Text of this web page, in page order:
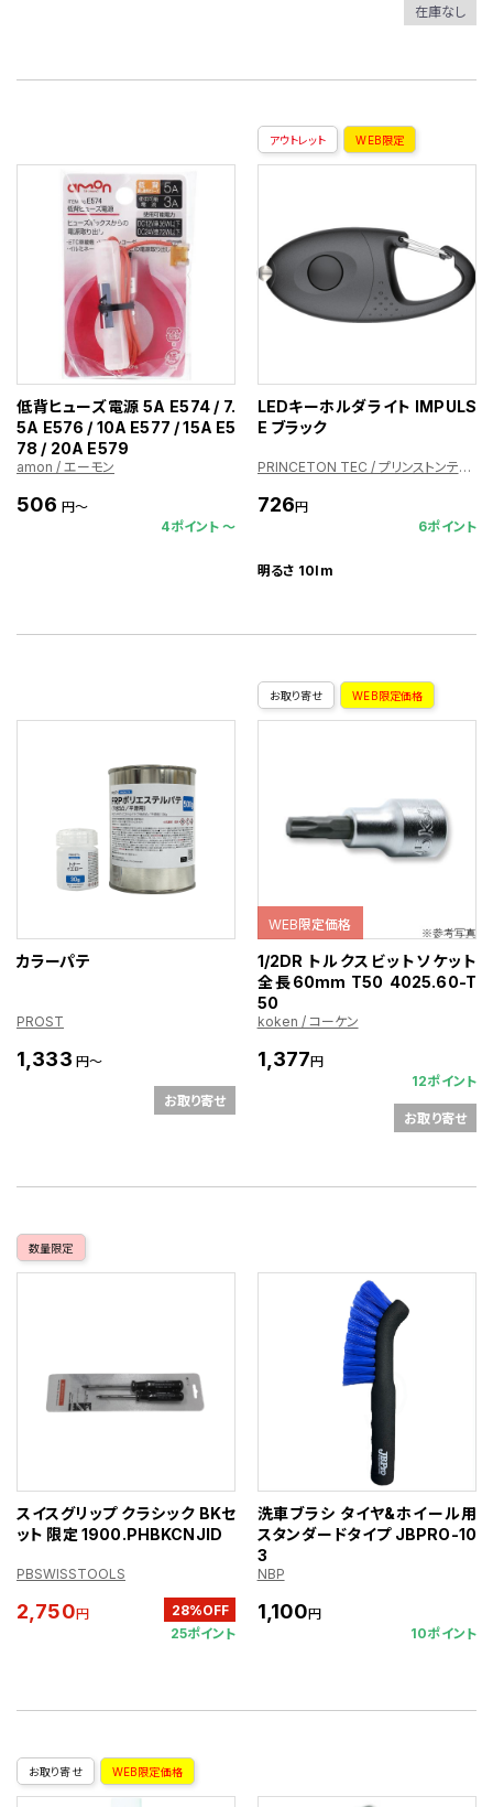
在庫なし
低背ヒューズ電源 5A E574 / 7.
5A E576 / 10A E577 / 15A E5
78 / 20A E579
amon / エーモン
506 円～
4ポイント 〜
アウトレット WEB限定
LEDキーホルダライト IMPULS
E ブラック
PRINCETON TEC / プリンストンテック
726円
6ポイント
明るさ 10lm
カラーパテ
PROST
1,333 円～
お取り寄せ
お取り寄せ WEB限定価格
WEB限定価格
1/2DR トルクスビットソケット
全長60mm T50 4025.60-T
50
koken / コーケン
1,377円
12ポイント
お取り寄せ
数量限定
スイスグリップ クラシック BKセ
ット 限定 1900.PHBKCNJID
PBSWISSTOOLS
2,750円
28%OFF
25ポイント
洗車ブラシ タイヤ&ホイール用
スタンダードタイプ JBPRO-10
3
NBP
1,100円
10ポイント
お取り寄せ WEB限定価格